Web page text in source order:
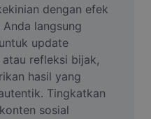
dengan efek
langsung
update
refleksi bijak,
hasil yang
Tingkatkan
sosial